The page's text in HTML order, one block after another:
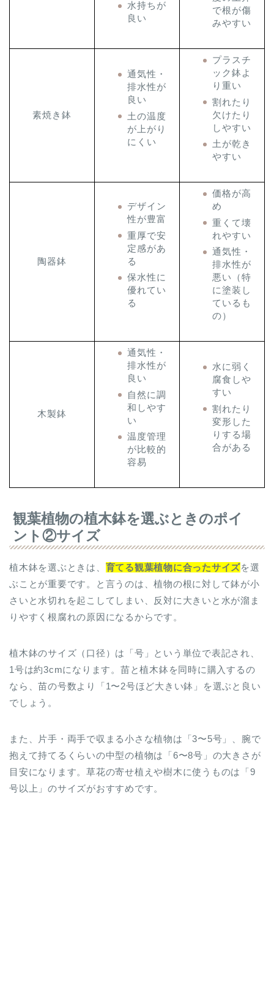
水持ちが
良い
で根が傷
みやすい
素焼き鉢
通気性・
排水性が
良い
土の温度
が上がり
にくい
プラスチ
ック鉢よ
り重い
割れたり
欠けたり
しやすい
土が乾き
やすい
陶器鉢
デザイン
性が豊富
重厚で安
定感があ
る
保水性に
優れてい
る
価格が高
め
重くて壊
れやすい
通気性・
排水性が
悪い（特
に塗装し
ているも
の）
木製鉢
通気性・
排水性が
良い
自然に調
和しやす
い
温度管理
が比較的
容易
水に弱く
腐食しや
すい
割れたり
変形した
りする場
合がある
観葉植物の植木鉢を選ぶときのポイ
ント②サイズ
植木鉢を選ぶときは、 育てる観葉植物に合ったサイズを選
ぶことが重要です。と言うのは、植物の根に対して鉢が小
さいと水切れを起こしてしまい、反対に大きいと水が溜ま
りやすく根腐れの原因になるからです。
植木鉢のサイズ（口径）は「号」という単位で表記され、
1号は約3cmになります。苗と植木鉢を同時に購入するの
なら、苗の号数より「1〜2号ほど大きい鉢」を選ぶと良い
でしょう。
また、片手・両手で収まる小さな植物は「3〜5号」、腕で
抱えて持てるくらいの中型の植物は「6〜8号」の大きさが
目安になります。草花の寄せ植えや樹木に使うものは「9
号以上」のサイズがおすすめです。